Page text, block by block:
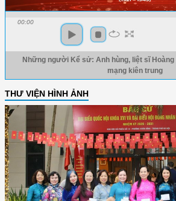
00:00
Những người Kể sử: Anh hùng, liệt sĩ
mạng kiên trung
THƯ VIỆN HÌNH ẢNH